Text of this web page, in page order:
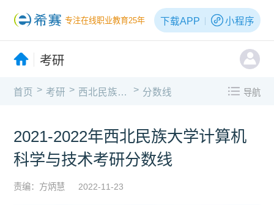
专注在线职业教育25年 下载APP 小程序
考研
首页 > 考研 > 西北民族大学 > 分数线 导航
2021-2022年西北民族大学计算机
科学与技术考研分数线
责编：方炳慧 2022-11-23